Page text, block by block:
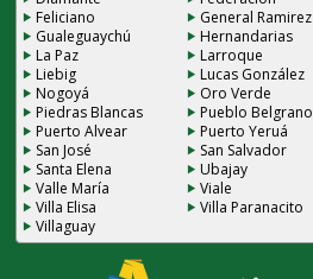
Feliciano
General Ramirez
Gualeguaychú
Hernandarias
La Paz
Larroque
Liebig
Lucas González
Nogoyá
Oro Verde
Piedras Blancas
Pueblo Belgrano
Puerto Alvear
Puerto Yeruá
San José
San Salvador
Santa Elena
Ubajay
Valle María
Viale
Villa Elisa
Villa Paranacito
Villaguay